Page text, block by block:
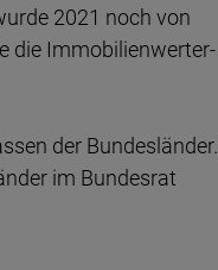
2021 noch von
die Immo­bilien­wert­er­
der Bun­des­länder.
im Bundes­rat